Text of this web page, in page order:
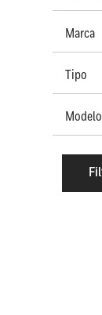
Marca
Tipo
Modelo